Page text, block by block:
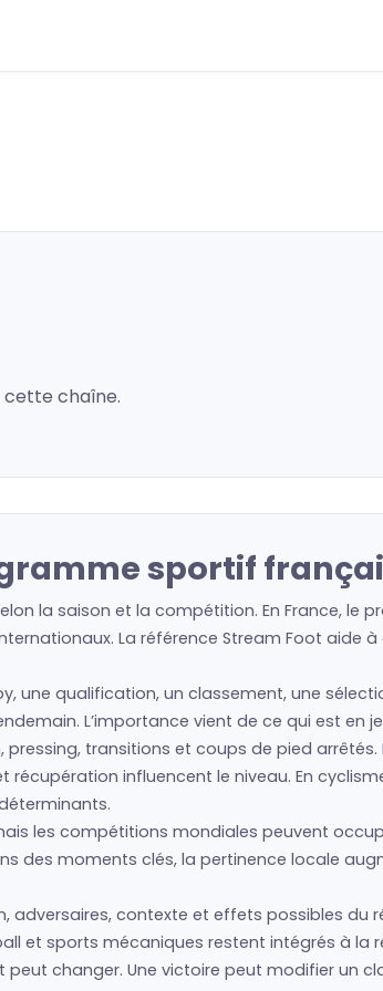
chaîne.
sportif
la saison et la compétition. En France, le
La référence Stream Foot aide
une qualification, un classement, une
L’importance vient de ce qui est en
transitions et coups de pied
influencent le niveau. En
les compétitions mondiales peuvent
des moments clés, la pertinence locale
adversaires, contexte et effets possibles du
et sports mécaniques restent intégrés à la
peut changer. Une victoire peut modifier un